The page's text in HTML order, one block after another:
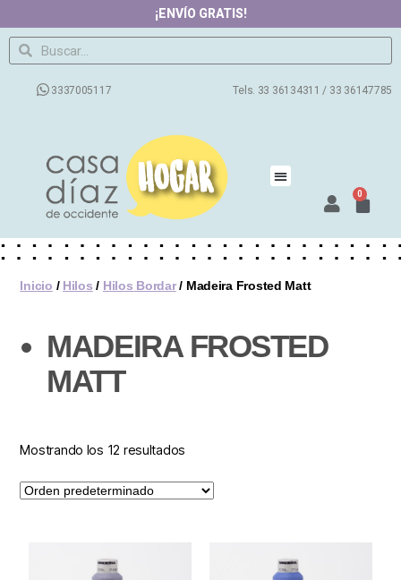
¡ENVÍO GRATIS!
3337005117 Tels. 33 36134311 / 33 36147785
0
Inicio / Hilos / Hilos Bordar/ Madeira Frosted Matt
MADEIRA FROSTED
MATT
Mostrando los 12 resultados